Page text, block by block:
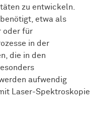
zu entwickeln.
etwa als
oder für
in der
die in den
aufwendig
Laser-Spektroskopie